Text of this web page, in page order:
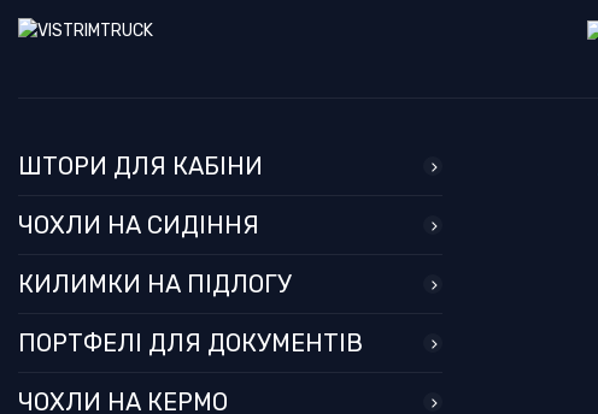
ШТОРИ ДЛЯ КАБІНИ
ЧОХЛИ НА СИДІННЯ
КИЛИМКИ НА ПІДЛОГУ
ПОРТФЕЛІ ДЛЯ ДОКУМЕНТІВ
ЧОХЛИ НА КЕРМО